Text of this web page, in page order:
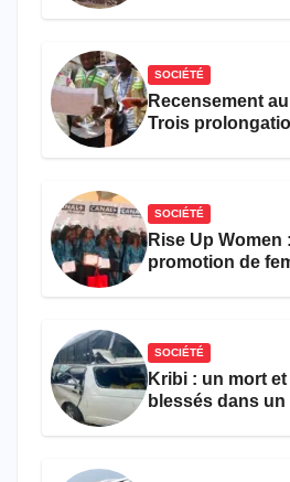
SOCIÉTÉ
Recensement
Trois
SOCIÉTÉ
Rise Up
promotion de
SOCIÉTÉ
Kribi : un mort
blessés dans